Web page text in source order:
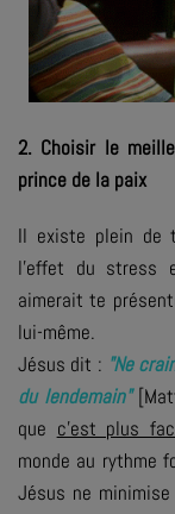
2. Choisir le
prince de la paix
Il existe plein de
l’effet du stress
aimerait te
lui-même.
Jésus dit : "Ne
du lendemain"
que c’est plus
monde au rythme
Jésus ne